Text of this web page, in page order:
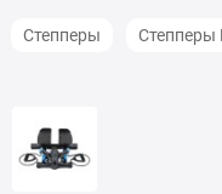
Степперы Степперы